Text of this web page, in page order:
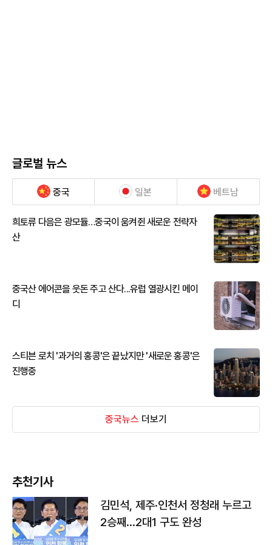
글로벌 뉴스
중국 일본 베트남
희토류 다음은 광모듈…중국이 움켜쥔 새로운 전략자
산
중국산 에어콘을 웃돈 주고 산다...유럽 열광시킨 메이
디
스티븐 로치 '과거의 홍콩'은 끝났지만 '새로운 홍콩'은
진행중
중국뉴스 더보기
추천기사
김민석, 제주·인천서 정청래 누르고
2승째…2대1 구도 완성